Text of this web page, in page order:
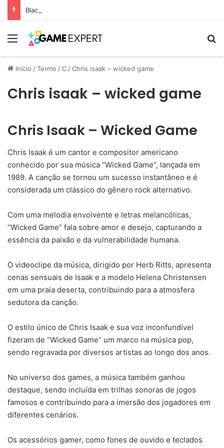
Black Friday: descontos incríveis em eletrônicos
Menu
Início /Termo /C /Chris isaak – wicked game
Chris isaak – wicked game
Chris Isaak – Wicked Game
Chris Isaak é um cantor e compositor americano
conhecido por sua música “Wicked Game”, lançada em
1989. A canção se tornou um sucesso instantâneo e é
considerada um clássico do gênero rock alternativo.
Com uma melodia envolvente e letras melancólicas,
“Wicked Game” fala sobre amor e desejo, capturando a
essência da paixão e da vulnerabilidade humana.
O videoclipe da música, dirigido por Herb Ritts, apresenta
cenas sensuais de Isaak e a modelo Helena Christensen
em uma praia deserta, contribuindo para a atmosfera
sedutora da canção.
O estilo único de Chris Isaak e sua voz inconfundível
fizeram de “Wicked Game” um marco na música pop,
sendo regravada por diversos artistas ao longo dos anos.
No universo dos games, a música também ganhou
destaque, sendo incluída em trilhas sonoras de jogos
famosos e contribuindo para a imersão dos jogadores em
diferentes cenários.
Os acessórios gamer, como fones de ouvido e teclados